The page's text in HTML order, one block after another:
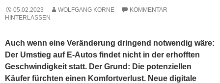
05.02.2023 WOLFGANG KORNE
KOMMENTAR
HINTERLASSEN
Auch wenn eine Veränderung dringend notwendig wäre:
Der Umstieg auf E-Autos findet nicht in der erhofften
Geschwindigkeit statt. Der Grund: Die potenziellen
Käufer fürchten einen Komfortverlust. Neue digitale